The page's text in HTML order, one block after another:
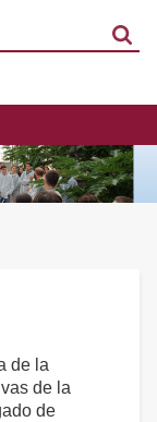
de la
de la
de